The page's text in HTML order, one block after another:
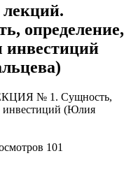
определение,
101